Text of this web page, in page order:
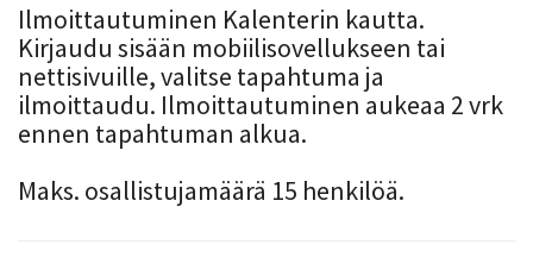
Ilmoittautuminen Kalenterin kautta.
Kirjaudu sisään mobiilisovellukseen tai
nettisivuille, valitse tapahtuma ja
ilmoittaudu. Ilmoittautuminen aukeaa 2 vrk
ennen tapahtuman alkua.
Maks. osallistujamäärä 15 henkilöä.